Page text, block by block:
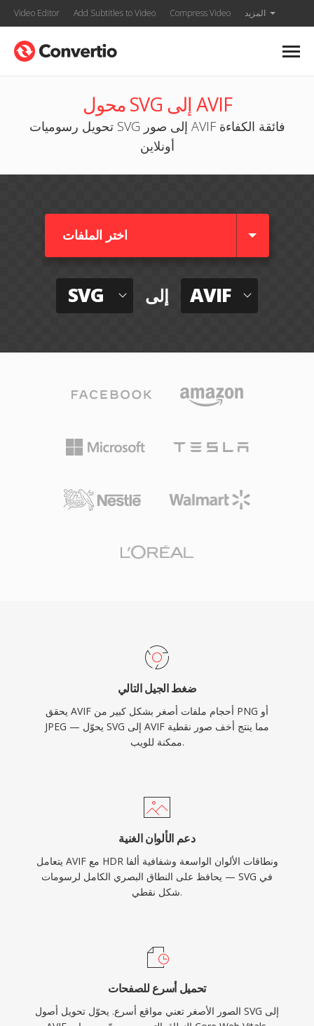
Video Editor Add Subtitles to Video Compress Video المزيد
محول SVG إلى AVIF
تحويل رسوميات SVG إلى صور AVIF فائقة الكفاءة
أونلاين
اختر الملفات
SVG إلى AVIF
ضغط الجيل التالي
يحقق AVIF أحجام ملفات أصغر بشكل كبير من PNG أو
JPEG — يحوّل SVG إلى AVIF مما ينتج أخف صور نقطية
ممكنة للويب.
دعم الألوان الغنية
يتعامل AVIF مع HDR ونطاقات الألوان الواسعة وشفافية ألفا
— يحافظ على النطاق البصري الكامل لرسومات SVG في
شكل نقطي.
تحميل أسرع للصفحات
الصور الأصغر تعني مواقع أسرع. يحوّل تحويل أصول SVG إلى